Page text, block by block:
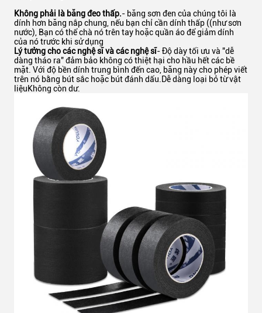
Không phải là băng đeo thấp.- băng sơn đen của chúng tôi là
dính hơn băng nắp chung, nếu bạn chỉ cần dính thấp ((như sơn
nước), Bạn có thể chà nó trên tay hoặc quần áo để giảm dính
của nó trước khi sử dụng
Lý tưởng cho các nghệ sĩ và các nghệ sĩ- Độ dày tối ưu và "dễ
dàng tháo ra" đảm bảo không có thiệt hại cho hầu hết các bề
mặt. Với độ bền dính trung bình đến cao, băng này cho phép viết
trên nó bằng bút sắc hoặc bút đánh dấu.Dễ dàng loại bỏ từ vật
liệuKhông còn dư.